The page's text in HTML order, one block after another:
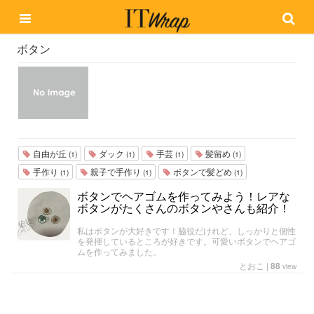
ボタン
自由が丘 (1) ダック (1) 手芸 (1) 髪留め (1)
手作り (1) 親子で手作り (1) ボタンで髪どめ (1)
ボタンでヘアゴムを作ってみよう！レアな
ボタンがたくさんのボタンやさんも紹介！
私はボタンが大好きです！脇役だけれど、しっかりと個性
を発揮しているところが好きです。可愛いボタンでヘアゴ
ムを作ってみました。
とおこ | 88 view